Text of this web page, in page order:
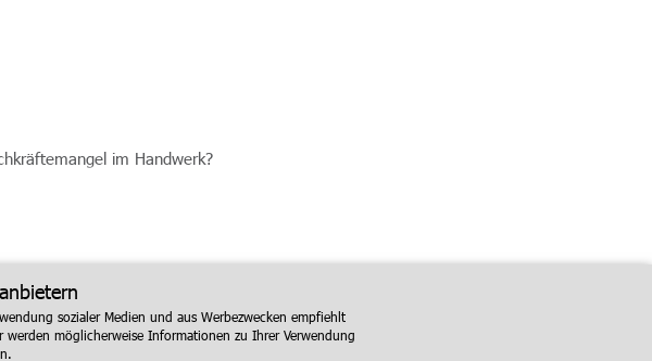
im Handwerk?
sozialer Medien und aus Werbezwecken empfiehlt
möglicherweise Informationen zu Ihrer Verwendung